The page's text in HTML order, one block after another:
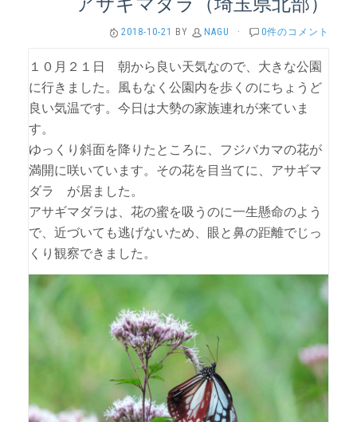
2018-10-21 BY NAGU · 0件のコメント
１０月２１日 朝から良い天気なので、大きな公園
に行きました。風もなく公園内を歩くのにちょうど
良い気温です。今日は大勢の家族連れが来ていま
す。
ゆっくり斜面を降りたところに、フジバカマの花が
満開に咲いています。その花を目当てに、アサギマ
ダラ が居ました。
アサギマダラは、花の蜜を吸うのに一生懸命のよう
で、近づいても逃げないため、眼と鼻の距離でじっ
くり観察できました。